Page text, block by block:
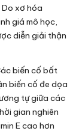
xơ hóa
giá mô học,
diễn giải thận
biến cố bất
biến cố đe dọa
tự giữa các
gian nghiên
E cao hơn